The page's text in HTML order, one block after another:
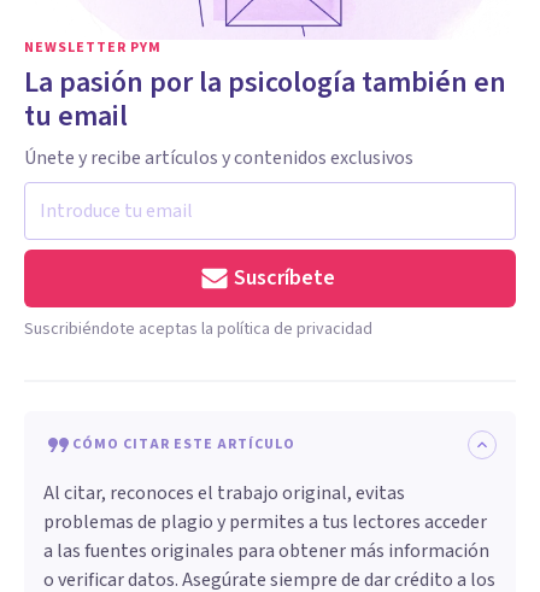
NEWSLETTER PYM
La pasión por la psicología también en
tu email
Únete y recibe artículos y contenidos exclusivos
Suscríbete
Suscribiéndote aceptas la política de privacidad
CÓMO CITAR ESTE ARTÍCULO
Al citar, reconoces el trabajo original, evitas
problemas de plagio y permites a tus lectores acceder
a las fuentes originales para obtener más información
o verificar datos. Asegúrate siempre de dar crédito a los